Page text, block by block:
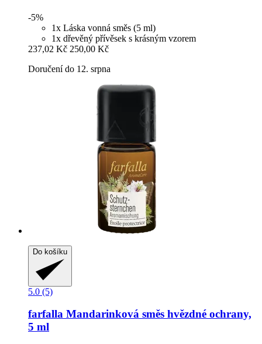
-5%
1x Láska vonná směs (5 ml)
1x dřevěný přívěsek s krásným vzorem
237,02 Kč 250,00 Kč
Doručení do 12. srpna
Do košíku
5.0 (5)
farfalla Mandarinková směs hvězdné ochrany,
5 ml